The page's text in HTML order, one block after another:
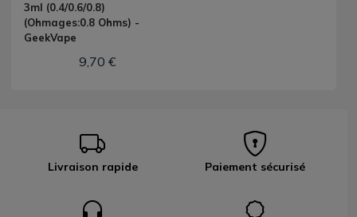
3ml (0.4/0.6/0.8)
(Ohmages:0.8 Ohms) -
GeekVape
9,70 €
Livraison rapide Paiement sécurisé